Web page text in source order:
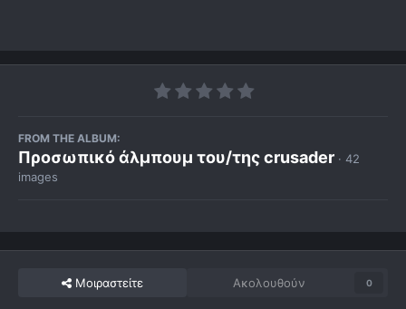
FROM THE ALBUM:
Προσωπικό άλμπουμ του/της crusader · 42
images
Μοιραστείτε Ακολουθούν 0